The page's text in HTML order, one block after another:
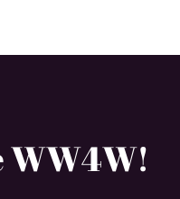
WW4W!